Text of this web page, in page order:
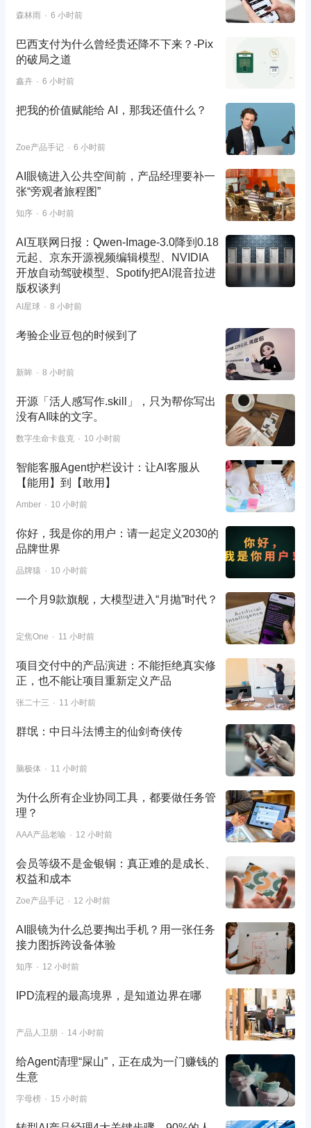
森林雨 6 小时前
巴西支付为什么曾经贵还降不下来？-Pix
的破局之道
鑫卉 6 小时前
把我的价值赋能给 AI，那我还值什么？
Zoe产品手记 6 小时前
AI眼镜进入公共空间前，产品经理要补一
张“旁观者旅程图”
知序 6 小时前
AI互联网日报：Qwen-Image-3.0降到0.18
元起、京东开源视频编辑模型、NVIDIA
开放自动驾驶模型、Spotify把AI混音拉进
版权谈判
AI星球 8 小时前
考验企业豆包的时候到了
新眸 8 小时前
开源「活人感写作.skill」，只为帮你写出
没有AI味的文字。
数字生命卡兹克 10 小时前
智能客服Agent护栏设计：让AI客服从
【能用】到【敢用】
Amber 10 小时前
你好，我是你的用户：请一起定义2030的
品牌世界
品牌猿 10 小时前
一个月9款旗舰，大模型进入“月抛”时代？
定焦One 11 小时前
项目交付中的产品演进：不能拒绝真实修
正，也不能让项目重新定义产品
张二十三 11 小时前
群氓：中日斗法博主的仙剑奇侠传
脑极体 11 小时前
为什么所有企业协同工具，都要做任务管
理？
AAA产品老喻 12 小时前
会员等级不是金银铜：真正难的是成长、
权益和成本
Zoe产品手记 12 小时前
AI眼镜为什么总要掏出手机？用一张任务
接力图拆跨设备体验
知序 12 小时前
IPD流程的最高境界，是知道边界在哪
产品人卫朋 14 小时前
给Agent清理“屎山”，正在成为一门赚钱的
生意
字母榜 15 小时前